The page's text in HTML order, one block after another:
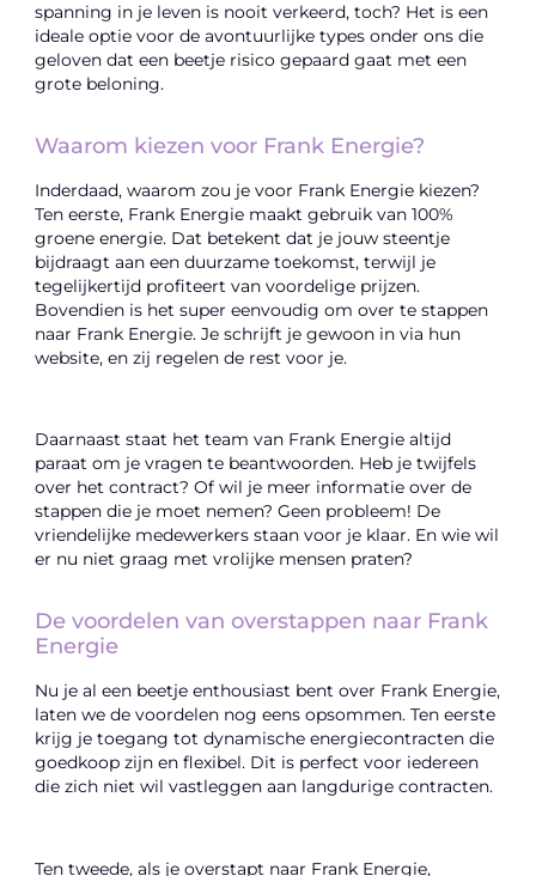
spanning in je leven is nooit verkeerd, toch? Het is een
ideale optie voor de avontuurlijke types onder ons die
geloven dat een beetje risico gepaard gaat met een
grote beloning.
Waarom kiezen voor Frank Energie?
Inderdaad, waarom zou je voor Frank Energie kiezen?
Ten eerste, Frank Energie maakt gebruik van 100%
groene energie. Dat betekent dat je jouw steentje
bijdraagt aan een duurzame toekomst, terwijl je
tegelijkertijd profiteert van voordelige prijzen.
Bovendien is het super eenvoudig om over te stappen
naar Frank Energie. Je schrijft je gewoon in via hun
website, en zij regelen de rest voor je.
Daarnaast staat het team van Frank Energie altijd
paraat om je vragen te beantwoorden. Heb je twijfels
over het contract? Of wil je meer informatie over de
stappen die je moet nemen? Geen probleem! De
vriendelijke medewerkers staan voor je klaar. En wie wil
er nu niet graag met vrolijke mensen praten?
De voordelen van overstappen naar Frank
Energie
Nu je al een beetje enthousiast bent over Frank Energie,
laten we de voordelen nog eens opsommen. Ten eerste
krijg je toegang tot dynamische energiecontracten die
goedkoop zijn en flexibel. Dit is perfect voor iedereen
die zich niet wil vastleggen aan langdurige contracten.
Ten tweede, als je overstapt naar Frank Energie,